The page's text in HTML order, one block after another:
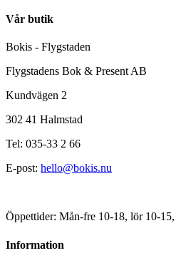
Vår butik
Bokis - Flygstaden
Flygstadens Bok & Present AB
Kundvägen 2
302 41 Halmstad
Tel: 035-33 2 66
E-post: hello@bokis.nu
Öppettider: Mån-fre 10-18, lör 10-
Information